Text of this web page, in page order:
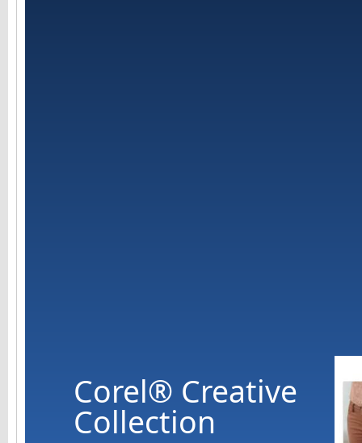
Corel® Creative
Collection